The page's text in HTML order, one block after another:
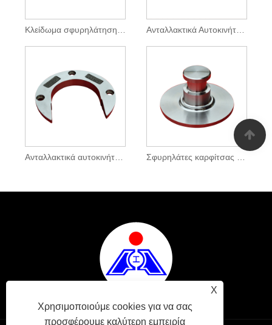
Κλείδωμα σφυρηλάτησης Hock Ανταλλακτικά Αυτοκινήτων Σφυρήλατα τύπου λαιμού μπάλας
Ανταλλακτικά αυτοκινήτων από χάλυβα Σφυρηλάτες τύπου δακτυλίου
X
Χρησιμοποιούμε cookies για να σας
προσφέρουμε καλύτερη εμπειρία